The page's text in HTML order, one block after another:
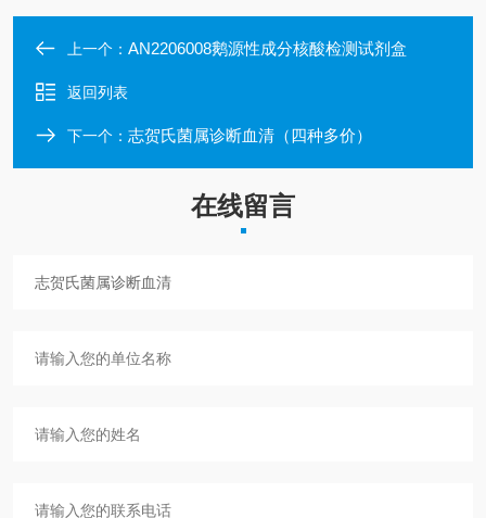
上一个： AN2206008鹅源性成分核酸检测试剂盒
返回列表
下一个： 志贺氏菌属诊断血清（四种多价）
在线留言